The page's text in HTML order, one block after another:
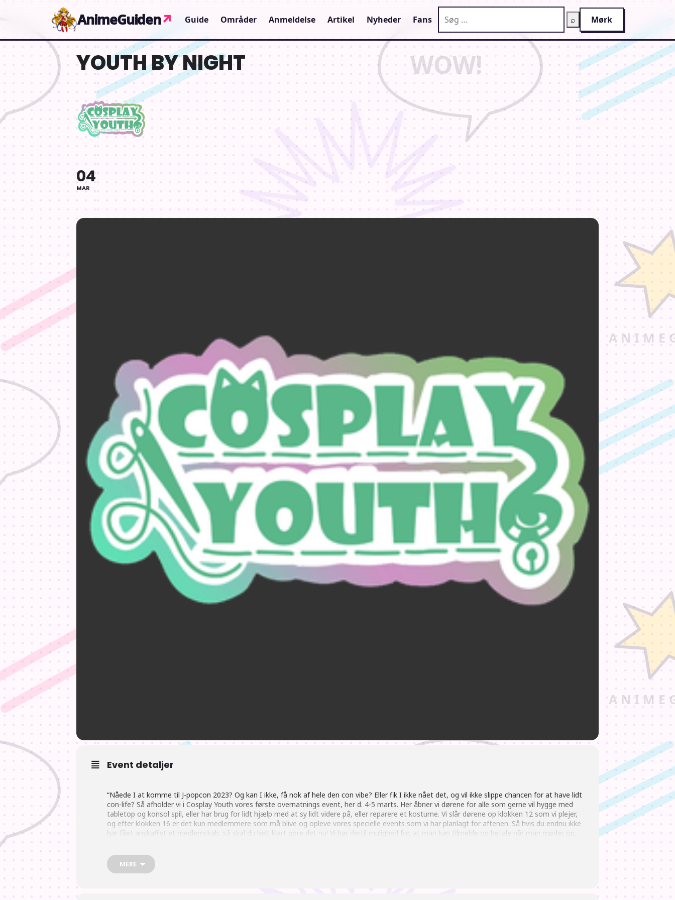
AnimeGuiden↗ Guide Områder Anmeldelse Artikel Nyheder Fans ⌕ Mørk
YOUTH BY NIGHT
04
MAR
Event detaljer
“Nåede I at komme til J-popcon 2023? Og kan I ikke, få nok af hele den con vibe? Eller fik I ikke nået det, og vil ikke slippe chancen for at have lidt
con-life? Så afholder vi i Cosplay Youth vores første overnatnings event, her d. 4-5 marts. Her åbner vi dørene for alle som gerne vil hygge med
tabletop og konsol spil, eller har brug for lidt hjælp med at sy lidt videre på, eller reparere et kostume. Vi slår dørene op klokken 12 som vi plejer,
og efter klokken 16 er det kun medlemmere som må blive og opleve vores specielle events som vi har planlagt for aftenen. Så hvis du endnu ikke
har fået anskaffet et medlemskab, så skal du helt klart gøre det nu! Vi har dertil mulighed for, at man kan tilmelde og betale når man møder op,
Hvis man vil tilmeldes, så er det bare at skrive til formand cosplay@cosplayyouth.dk og skrive navn på medlemmer. Her SKAL man også skrive,
MERE